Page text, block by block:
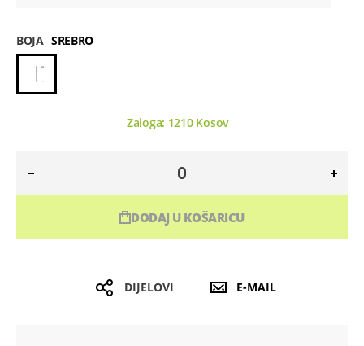
BOJA SREBRO
Zaloga: 1210Kosov
DODAJ U KOŠARICU
DIJELOVI E-MAIL